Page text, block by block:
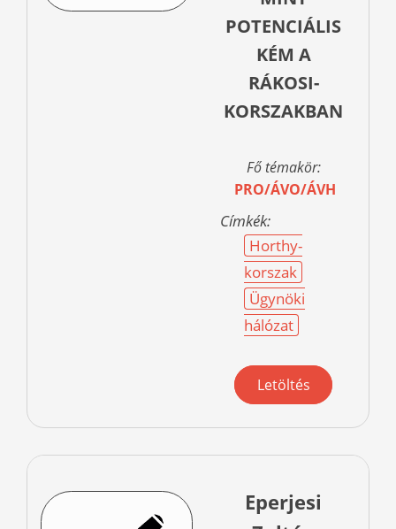
POTENCIÁLIS
KÉM A
RÁKOSI-
KORSZAKBAN
Fő témakör:
PRO/ÁVO/ÁVH
Címkék:
Horthy-
korszak
Ügynöki
hálózat
Letöltés
Eperjesi